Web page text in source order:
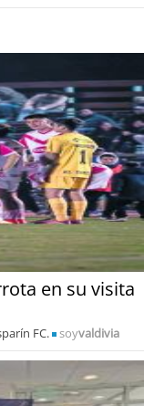
en su visita
FC. soyvaldivia